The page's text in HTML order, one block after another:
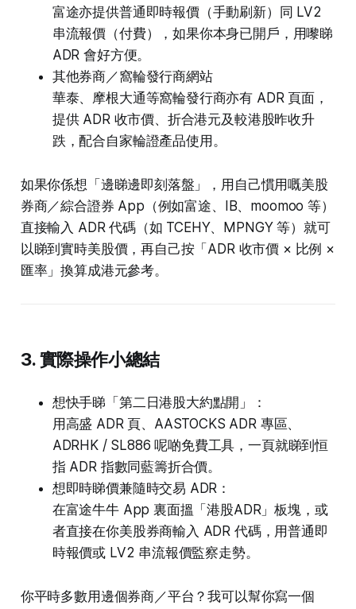
富途亦提供普通即時報價（手動刷新）同 LV2
串流報價（付費），如果你本身已開戶，用嚟睇
ADR 會好方便。
其他券商／窩輪發行商網站
華泰、摩根大通等窩輪發行商亦有 ADR 頁面，
提供 ADR 收市價、折合港元及較港股昨收升
跌，配合自家輪證產品使用。
如果你係想「邊睇邊即刻落盤」，用自己慣用嘅美股
券商／綜合證券 App（例如富途、IB、moomoo 等）
直接輸入 ADR 代碼（如 TCEHY、MPNGY 等）就可
以睇到實時美股價，再自己按「ADR 收市價 × 比例 ×
匯率」換算成港元參考。
3. 實際操作小總結
想快手睇「第二日港股大約點開」：
用高盛 ADR 頁、AASTOCKS ADR 專區、
ADRHK / SL886 呢啲免費工具，一頁就睇到恒
指 ADR 指數同藍籌折合價。
想即時睇價兼隨時交易 ADR：
在富途牛牛 App 裏面搵「港股ADR」板塊，或
者直接在你美股券商輸入 ADR 代碼，用普通即
時報價或 LV2 串流報價監察走勢。
你平時多數用邊個券商／平台？我可以幫你寫一個